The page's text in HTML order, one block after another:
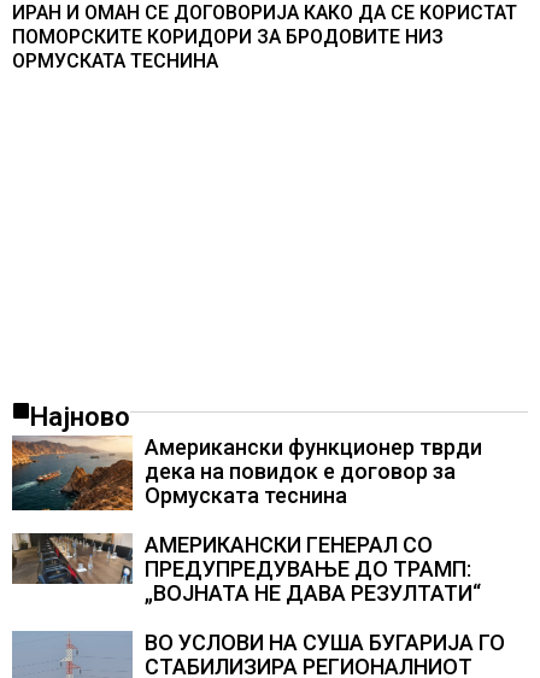
ИРАН И ОМАН СЕ ДОГОВОРИЈА КАКО ДА СЕ КОРИСТАТ
ПОМОРСКИТЕ КОРИДОРИ ЗА БРОДОВИТЕ НИЗ
ОРМУСКАТА ТЕСНИНА
Најново
Американски функционер тврди
дека на повидок е договор за
Ормуската теснина
АМЕРИКАНСКИ ГЕНЕРАЛ СО
ПРЕДУПРЕДУВАЊЕ ДО ТРАМП:
„ВОЈНАТА НЕ ДАВА РЕЗУЛТАТИ“
ВО УСЛОВИ НА СУША БУГАРИЈА ГО
СТАБИЛИЗИРА РЕГИОНАЛНИОТ